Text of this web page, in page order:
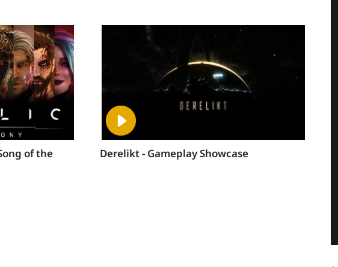
of the
Derelikt - Gameplay Showcase